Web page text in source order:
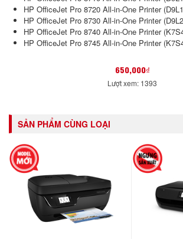
HP OfficeJet Pro 8720 All-in-One Printer
HP OfficeJet Pro 8730 All-in-One Printer
HP OfficeJet Pro 8740 All-in-One Printer
HP OfficeJet Pro 8745 All-in-One Printer
650,000₫
Lượt xem: 1393
SẢN PHẨM CÙNG LOẠI